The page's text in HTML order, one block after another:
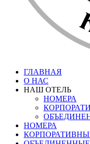
ГЛАВНАЯ
О НАС
НАШ ОТЕЛЬ
НОМЕРА
НОМЕРА